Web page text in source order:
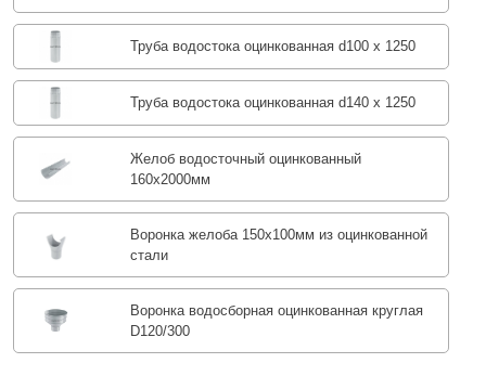
Труба водостока оцинкованная d100 х 1250
Труба водостока оцинкованная d140 х 1250
Желоб водосточный оцинкованный
160х2000мм
Воронка желоба 150x100мм из оцинкованной
стали
Воронка водосборная оцинкованная круглая
D120/300